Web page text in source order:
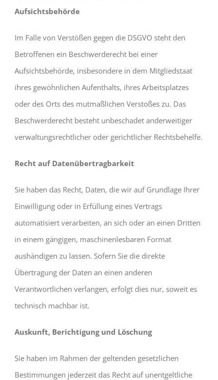
Aufsichtsbehörde
Im Falle von Verstößen gegen die DSGVO steht den
Betroffenen ein Beschwerderecht bei einer
Aufsichtsbehörde, insbesondere in dem Mitgliedstaat
ihres gewöhnlichen Aufenthalts, ihres Arbeitsplatzes
oder des Orts des mutmaßlichen Verstoßes zu. Das
Beschwerderecht besteht unbeschadet anderweitiger
verwaltungsrechtlicher oder gerichtlicher Rechtsbehelfe.
Recht auf Datenübertragbarkeit
Sie haben das Recht, Daten, die wir auf Grundlage Ihrer
Einwilligung oder in Erfüllung eines Vertrags
automatisiert verarbeiten, an sich oder an einen Dritten
in einem gängigen, maschinenlesbaren Format
aushändigen zu lassen. Sofern Sie die direkte
Übertragung der Daten an einen anderen
Verantwortlichen verlangen, erfolgt dies nur, soweit es
technisch machbar ist.
Auskunft, Berichtigung und Löschung
Sie haben im Rahmen der geltenden gesetzlichen
Bestimmungen jederzeit das Recht auf unentgeltliche